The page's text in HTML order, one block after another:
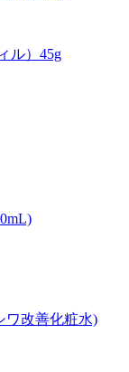
ル）45g
ワ改善化粧水)